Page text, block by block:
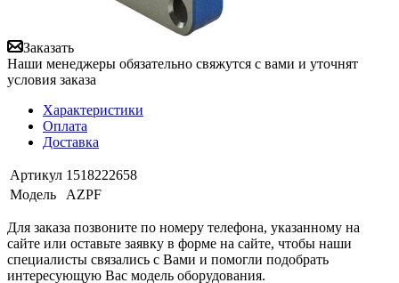
Заказать
Наши менеджеры обязательно свяжутся с вами и уточнят
условия заказа
Характеристики
Оплата
Доставка
Артикул 1518222658
Модель
AZPF
Для заказа позвоните по номеру телефона, указанному на
сайте или оставьте заявку в форме на сайте, чтобы наши
специалисты связались с Вами и помогли подобрать
интересующую Вас модель оборудования.